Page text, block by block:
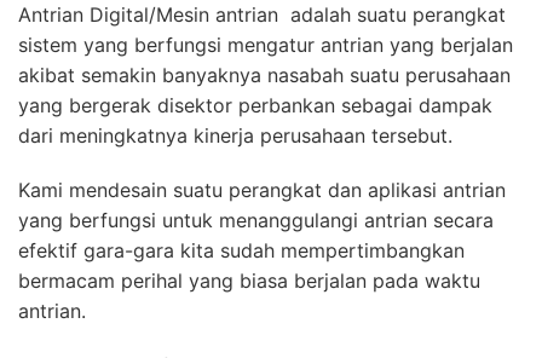
Antrian Digital/Mesin antrian adalah suatu perangkat
sistem yang berfungsi mengatur antrian yang berjalan
akibat semakin banyaknya nasabah suatu perusahaan
yang bergerak disektor perbankan sebagai dampak
dari meningkatnya kinerja perusahaan tersebut.
Kami mendesain suatu perangkat dan aplikasi antrian
yang berfungsi untuk menanggulangi antrian secara
efektif gara-gara kita sudah mempertimbangkan
bermacam perihal yang biasa berjalan pada waktu
antrian.